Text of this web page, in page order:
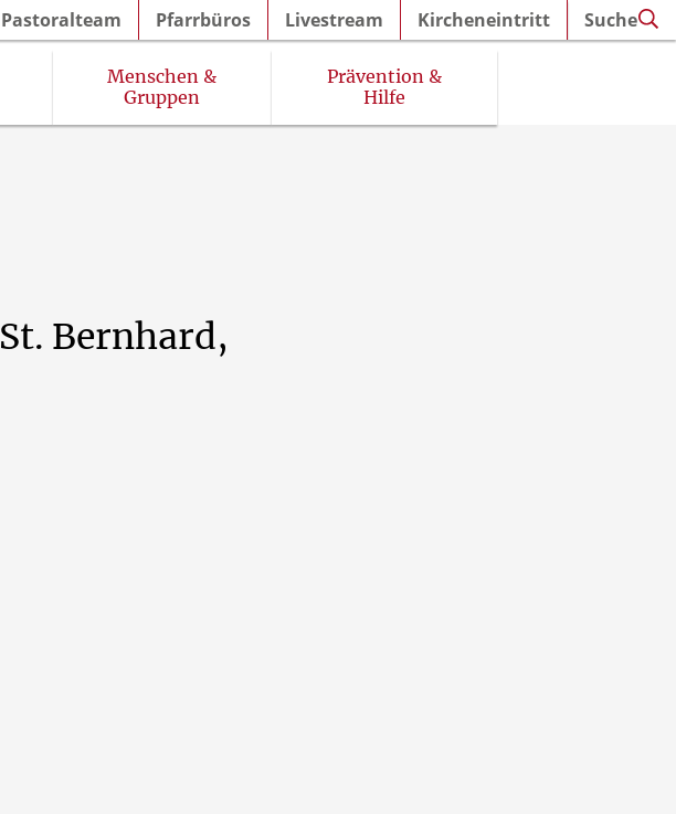
Menschen &
Gruppen
Prävention &
Hilfe
Pastoralteam Pfarrbüros Livestream Kircheneintritt Suche
St. Bernhard,